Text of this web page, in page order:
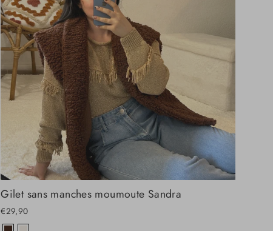
Gilet sans manches moumoute Sandra
€29,90